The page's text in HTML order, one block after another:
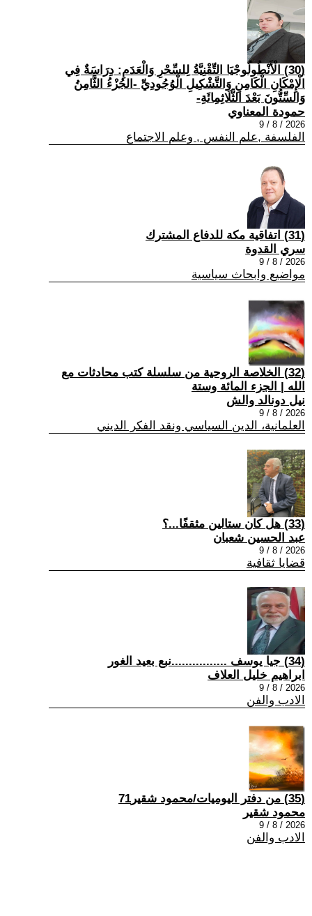
(30) الْأَنْطُولُوجْيَا التِّقْنِيَّةُ لِلسِّحْرِ وَالْعَدَمِ: دِرَاسَةٌ فِي
الْإِمْكَانِ الْكَامِنِ وَالتَّشْكِيلِ الْوُجُودِيِّ -الجُزْءُ الثَّامِنُ
وَالسِّتُّونَ بَعْدَ الثَّلَاثِمِائَةِ-
حمودة المعناوي
2026 / 8 / 9
الفلسفة ,علم النفس , وعلم الاجتماع
(31) اتفاقية مكة للدفاع المشترك
سري القدوة
2026 / 8 / 9
مواضيع وابحاث سياسية
(32) الخلاصة الروحية من سلسلة كتب محادثات مع
الله | الجزء المائة وستة
نيل دونالد والش
2026 / 8 / 9
العلمانية، الدين السياسي ونقد الفكر الديني
(33) هل كان ستالين مثقفًا...؟
عبد الحسين شعبان
2026 / 8 / 9
قضايا ثقافية
(34) جيا يوسف ................نبع بعيد الغور
ابراهيم خليل العلاف
2026 / 8 / 9
الادب والفن
(35) من دفتر اليوميات/محمود شقير71
محمود شقير
2026 / 8 / 9
الادب والفن